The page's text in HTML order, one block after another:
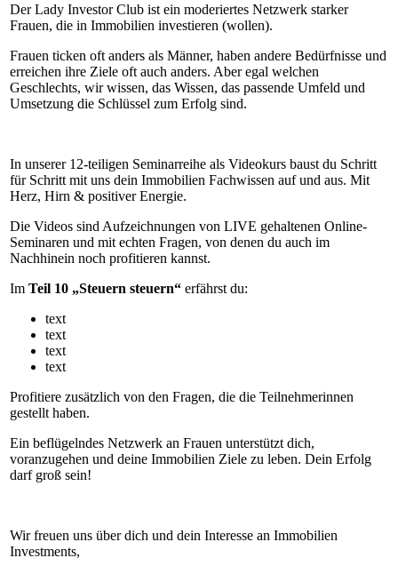
Der Lady Investor Club ist ein moderiertes Netzwerk starker
Frauen, die in Immobilien investieren (wollen).
Frauen ticken oft anders als Männer, haben andere Bedürfnisse und
erreichen ihre Ziele oft auch anders. Aber egal welchen
Geschlechts, wir wissen, das Wissen, das passende Umfeld und
Umsetzung die Schlüssel zum Erfolg sind.
In unserer 12-teiligen Seminarreihe als Videokurs baust du Schritt
für Schritt mit uns dein Immobilien Fachwissen auf und aus. Mit
Herz, Hirn & positiver Energie.
Die Videos sind Aufzeichnungen von LIVE gehaltenen Online-
Seminaren und mit echten Fragen, von denen du auch im
Nachhinein noch profitieren kannst.
Im Teil 10 „Steuern steuern“ erfährst du:
text
text
text
text
Profitiere zusätzlich von den Fragen, die die Teilnehmerinnen
gestellt haben.
Ein beflügelndes Netzwerk an Frauen unterstützt dich,
voranzugehen und deine Immobilien Ziele zu leben. Dein Erfolg
darf groß sein!
Wir freuen uns über dich und dein Interesse an Immobilien
Investments,